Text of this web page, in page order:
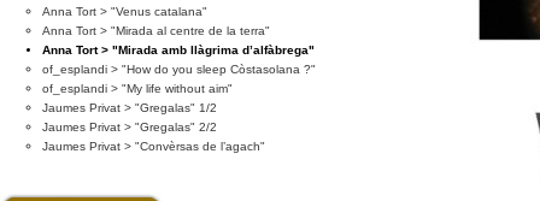
Anna Tort > "Venus catalana"
Anna Tort > "Mirada al centre de la terra"
Anna Tort > "Mirada amb llàgrima d’alfàbrega"
of_esplandi > "How do you sleep Còstasolana ?"
of_esplandi > "My life without aim"
Jaumes Privat > "Gregalas" 1/2
Jaumes Privat > "Gregalas" 2/2
Jaumes Privat > "Convèrsas de l’agach"